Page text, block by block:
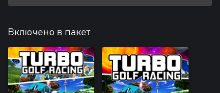
Включено в пакет